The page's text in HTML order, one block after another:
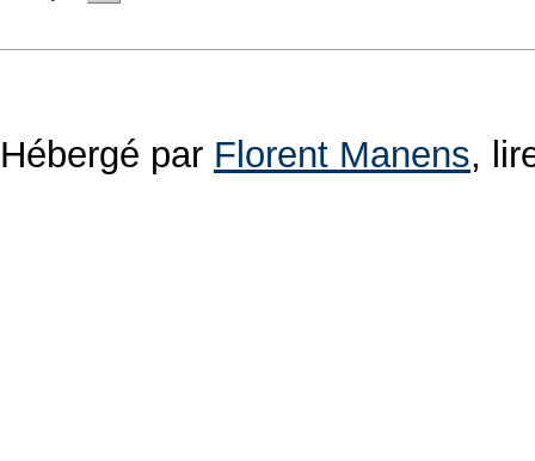
Hébergé par Florent Manens,